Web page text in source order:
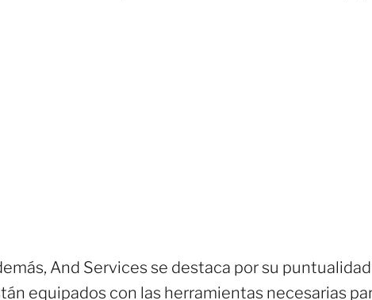
And Services se destaca por su
equipados con las herramientas necesarias